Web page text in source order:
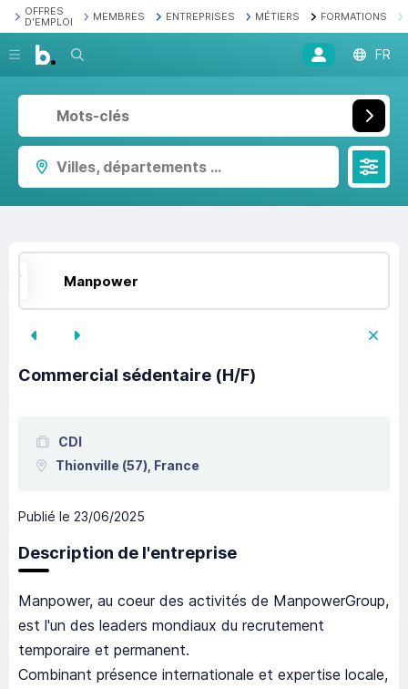
OFFRES
D'EMPLOI
MEMBRES ENTREPRISES MÉTIERS FORMATIONS
Recherche FR
Villes, départements ...
Manpower
Commercial sédentaire (H/F)
CDI
Thionville (57), France
Publié le 23/06/2025
Description de l'entreprise
Manpower, au coeur des activités de ManpowerGroup,
est l'un des leaders mondiaux du recrutement
temporaire et permanent.
Combinant présence internationale et expertise locale,